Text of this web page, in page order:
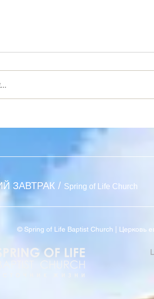
ЗАВТРАК / Spring of Life Church
© Spring of Life Baptist Church | Церковь